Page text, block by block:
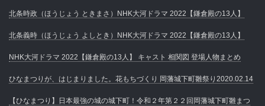
北条時政（ほうじょう ときまさ）NHK大河ドラマ 2022【鎌倉殿の13人】
北条義時（ほうじょう よしとき）NHK大河ドラマ 2022【鎌倉殿の13人】
NHK大河ドラマ 2022【鎌倉殿の13人】 キャスト 相関図 登場人物まとめ
ひなまつりが、はじまりました。花もちづくり 岡藩城下町雛祭り2020.02.14
【ひなまつり】日本最強の城の城下町！令和２年第２２回岡藩城下町雛まつ